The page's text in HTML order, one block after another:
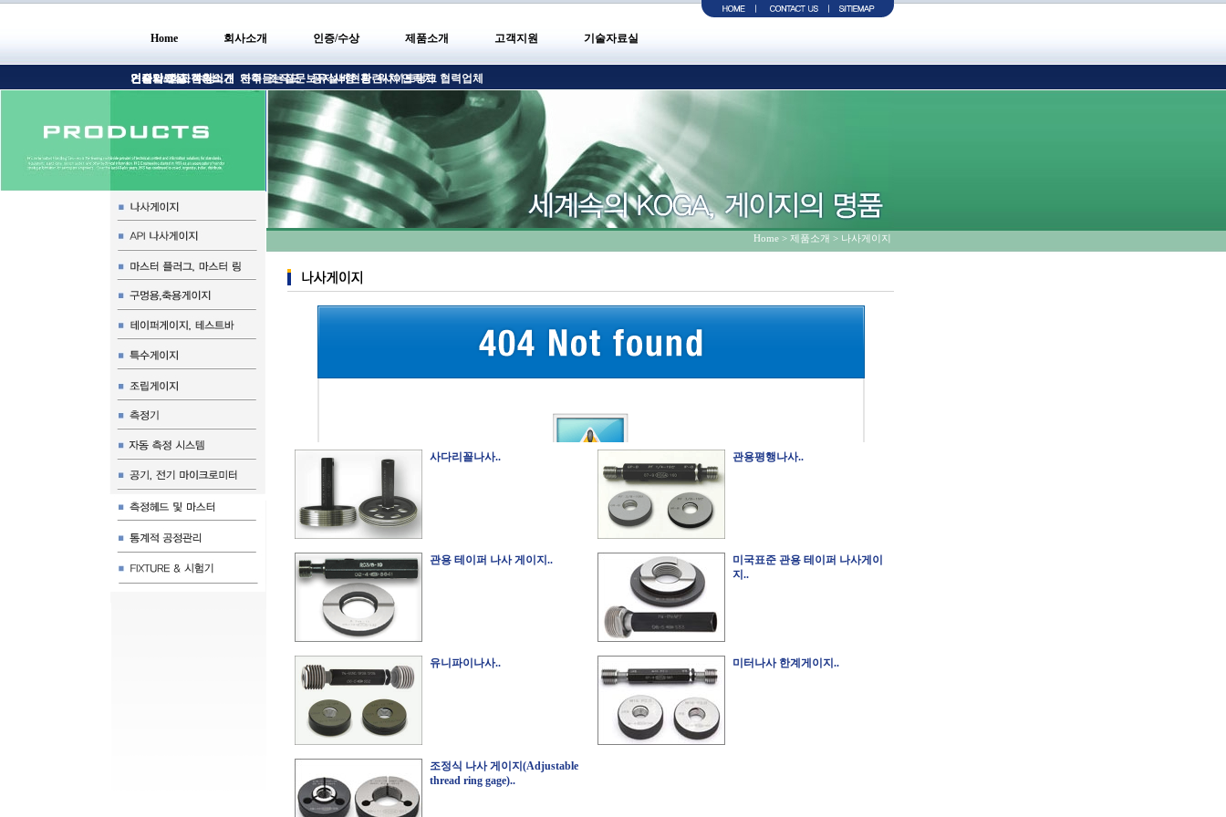
Home 회사소개
인사말 회사현황소개 연혁 조직도 보유설비현황 위치/연락처 협력업체
인증/수상
인증서/인증 수상
제품소개 고객지원
견적의뢰 고객의의견 자주듣는질문 공지사항 관련사이트링크
기술자료실
기술자료실
Home > 제품소개 > 나사게이지
사다리꼴나사.. 관용평행나사..
관용 테이퍼 나사 게이지..
미국표준 관용 테이퍼 나사게이
지..
유니파이나사.. 미터나사 한계게이지..
조정식 나사 게이지(Adjustable
thread ring gage)..